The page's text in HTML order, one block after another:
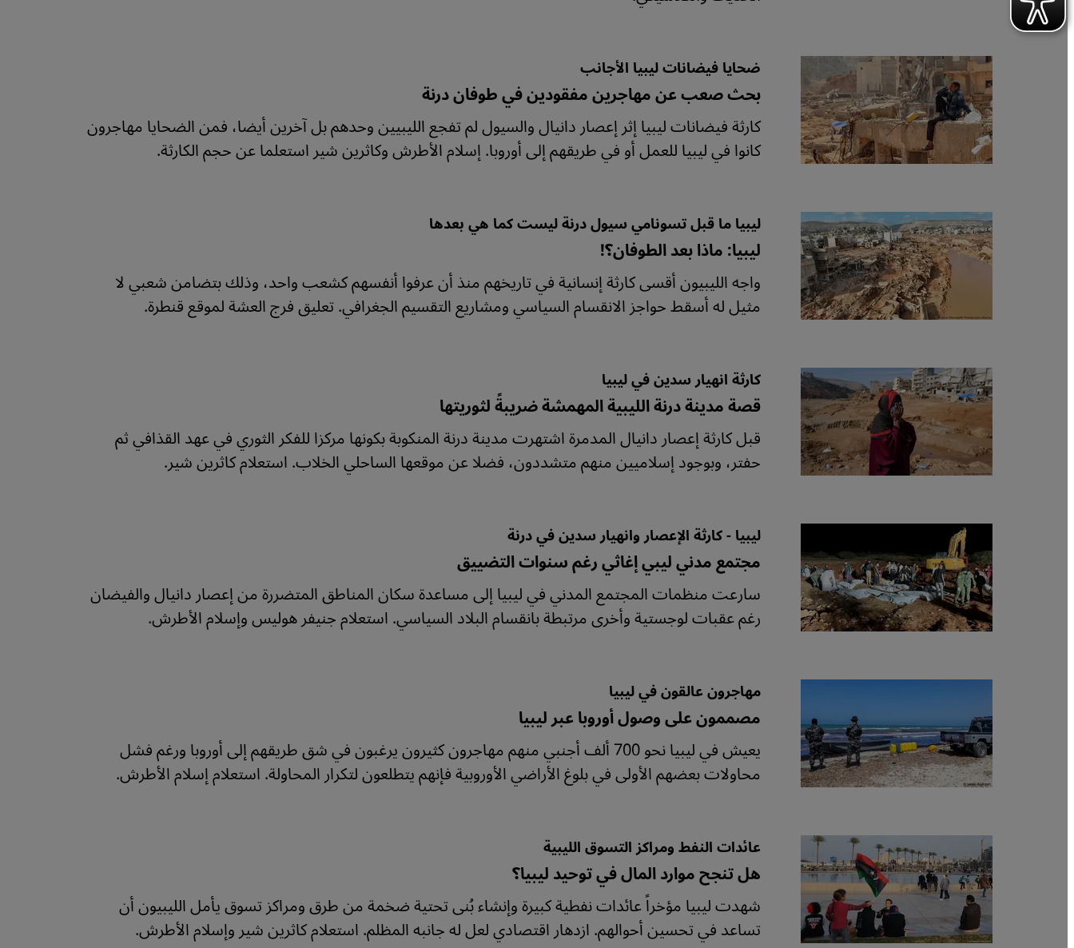
ضحايا فيضانات ليبيا الأجانب
بحث صعب عن مهاجرين مفقودين في طوفان درنة
كارثة فيضانات ليبيا إثر إعصار دانيال والسيول لم تفجع الليبيين وحدهم بل آخرين أيضا، فمن الضحايا مهاجرون
كانوا في ليبيا للعمل أو في طريقهم إلى أوروبا. إسلام الأطرش وكاثرين شير استعلما عن حجم الكارثة.
ليبيا ما قبل تسونامي سيول درنة ليست كما هي بعدها
ليبيا: ماذا بعد الطوفان؟!
واجه الليبيون أقسى كارثة إنسانية في تاريخهم منذ أن عرفوا أنفسهم كشعب واحد، وذلك بتضامن شعبي لا
مثيل له أسقط حواجز الانقسام السياسي ومشاريع التقسيم الجغرافي. تعليق فرج العشة لموقع قنطرة.
كارثة انهيار سدين في ليبيا
قصة مدينة درنة الليبية المهمشة ضريبةً لثوريتها
قبل كارثة إعصار دانيال المدمرة اشتهرت مدينة درنة المنكوبة بكونها مركزا للفكر الثوري في عهد القذافي ثم
حفتر، وبوجود إسلاميين منهم متشددون، فضلا عن موقعها الساحلي الخلاب. استعلام كاثرين شير.
ليبيا - كارثة الإعصار وانهيار سدين في درنة
مجتمع مدني ليبي إغاثي رغم سنوات التضييق
سارعت منظمات المجتمع المدني في ليبيا إلى مساعدة سكان المناطق المتضررة من إعصار دانيال والفيضان
رغم عقبات لوجستية وأخرى مرتبطة بانقسام البلاد السياسي. استعلام جنيفر هوليس وإسلام الأطرش.
مهاجرون عالقون في ليبيا
مصممون على وصول أوروبا عبر ليبيا
يعيش في ليبيا نحو 700 ألف أجنبي منهم مهاجرون كثيرون يرغبون في شق طريقهم إلى أوروبا ورغم فشل
محاولات بعضهم الأولى في بلوغ الأراضي الأوروبية فإنهم يتطلعون لتكرار المحاولة. استعلام إسلام الأطرش.
عائدات النفط ومراكز التسوق الليبية
هل تنجح موارد المال في توحيد ليبيا؟
شهدت ليبيا مؤخراً عائدات نفطية كبيرة وإنشاء بُنى تحتية ضخمة من طرق ومراكز تسوق يأمل الليبيون أن
تساعد في تحسين أحوالهم. ازدهار اقتصادي لعل له جانبه المظلم. استعلام كاثرين شير وإسلام الأطرش.